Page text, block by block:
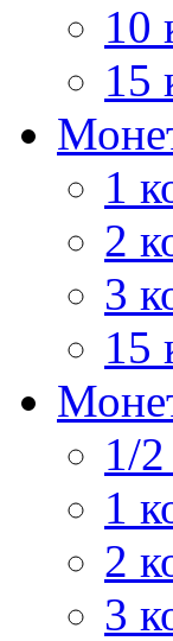
10
15
1
2
3
15
1/
1
2
3